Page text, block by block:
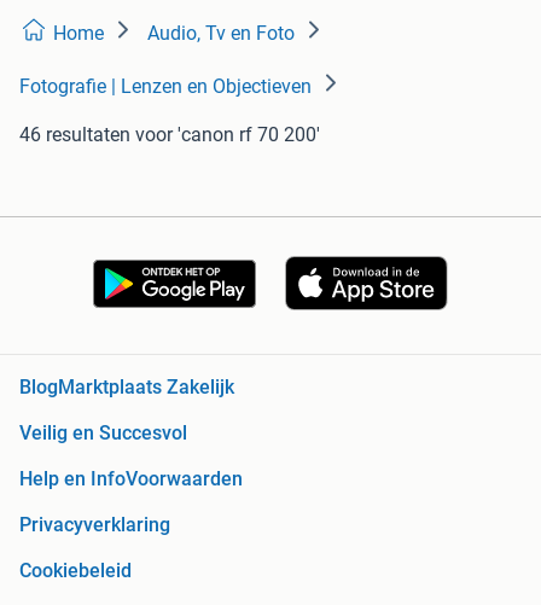
Home Audio, Tv en Foto
Fotografie | Lenzen en Objectieven
46 resultaten voor 'canon rf 70 200'
BlogMarktplaats Zakelijk
Veilig en Succesvol
Help en InfoVoorwaarden
Privacyverklaring
Cookiebeleid